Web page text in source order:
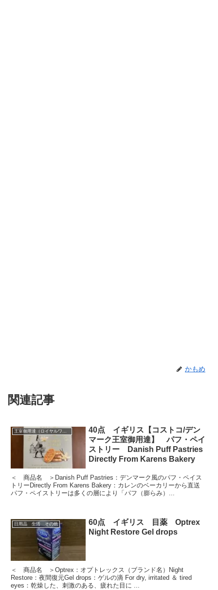
かもめ
関連記事
王室御用達（ロイヤルワラント）
40点 イギリス【コストコ/デン
マーク王室御用達】 パフ・ペイ
ストリー Danish Puff Pastries
Directly From Karens Bakery
＜ 商品名 ＞Danish Puff Pastries：デンマーク風のパフ・ペイス
トリーDirectly From Karens Bakery：カレンのベーカリーから直送
パフ・ペイストリーは多くの層により「パフ（膨らみ）...
日用品 生活 その他
60点 イギリス 目薬 Optrex
Night Restore Gel drops
＜ 商品名 ＞Optrex：オプトレックス（ブランド名）Night
Restore：夜間復元Gel drops：ゲルの滴 For dry, irritated ＆ tired
eyes：乾燥した、刺激のある、疲れた目に ...